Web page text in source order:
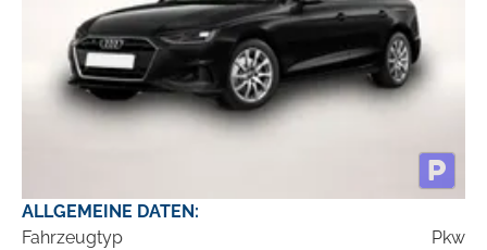
ALLGEMEINE DATEN:
Fahrzeugtyp
Pkw